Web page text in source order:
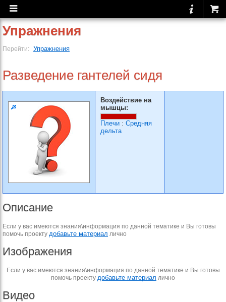
Упражнения
Перейти: Упражнения
Разведение гантелей сидя
Воздействие на
мышцы:
Плечи : Средняя
дельта
Описание
Если у вас имеются знания\информация по данной тематике и Вы готовы
помочь проекту добавьте материал лично
Изображения
Если у вас имеются знания\информация по данной тематике и Вы готовы
помочь проекту добавьте материал лично
Видео